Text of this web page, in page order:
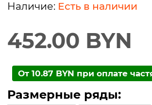
Есть в наличии
452.00 BYN
От 10.87 BYN при оплате
Размерные ряды: